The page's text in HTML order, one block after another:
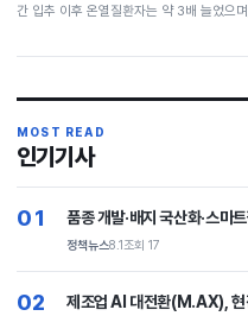
간 입추 이후 온열질환자는 약 3배 늘었으
MOST READ
인기기사
01 품종 개발·배지 국산화·스마
정책뉴스8.1조회 17
02 제조업 AI 대전환(M.AX), 현